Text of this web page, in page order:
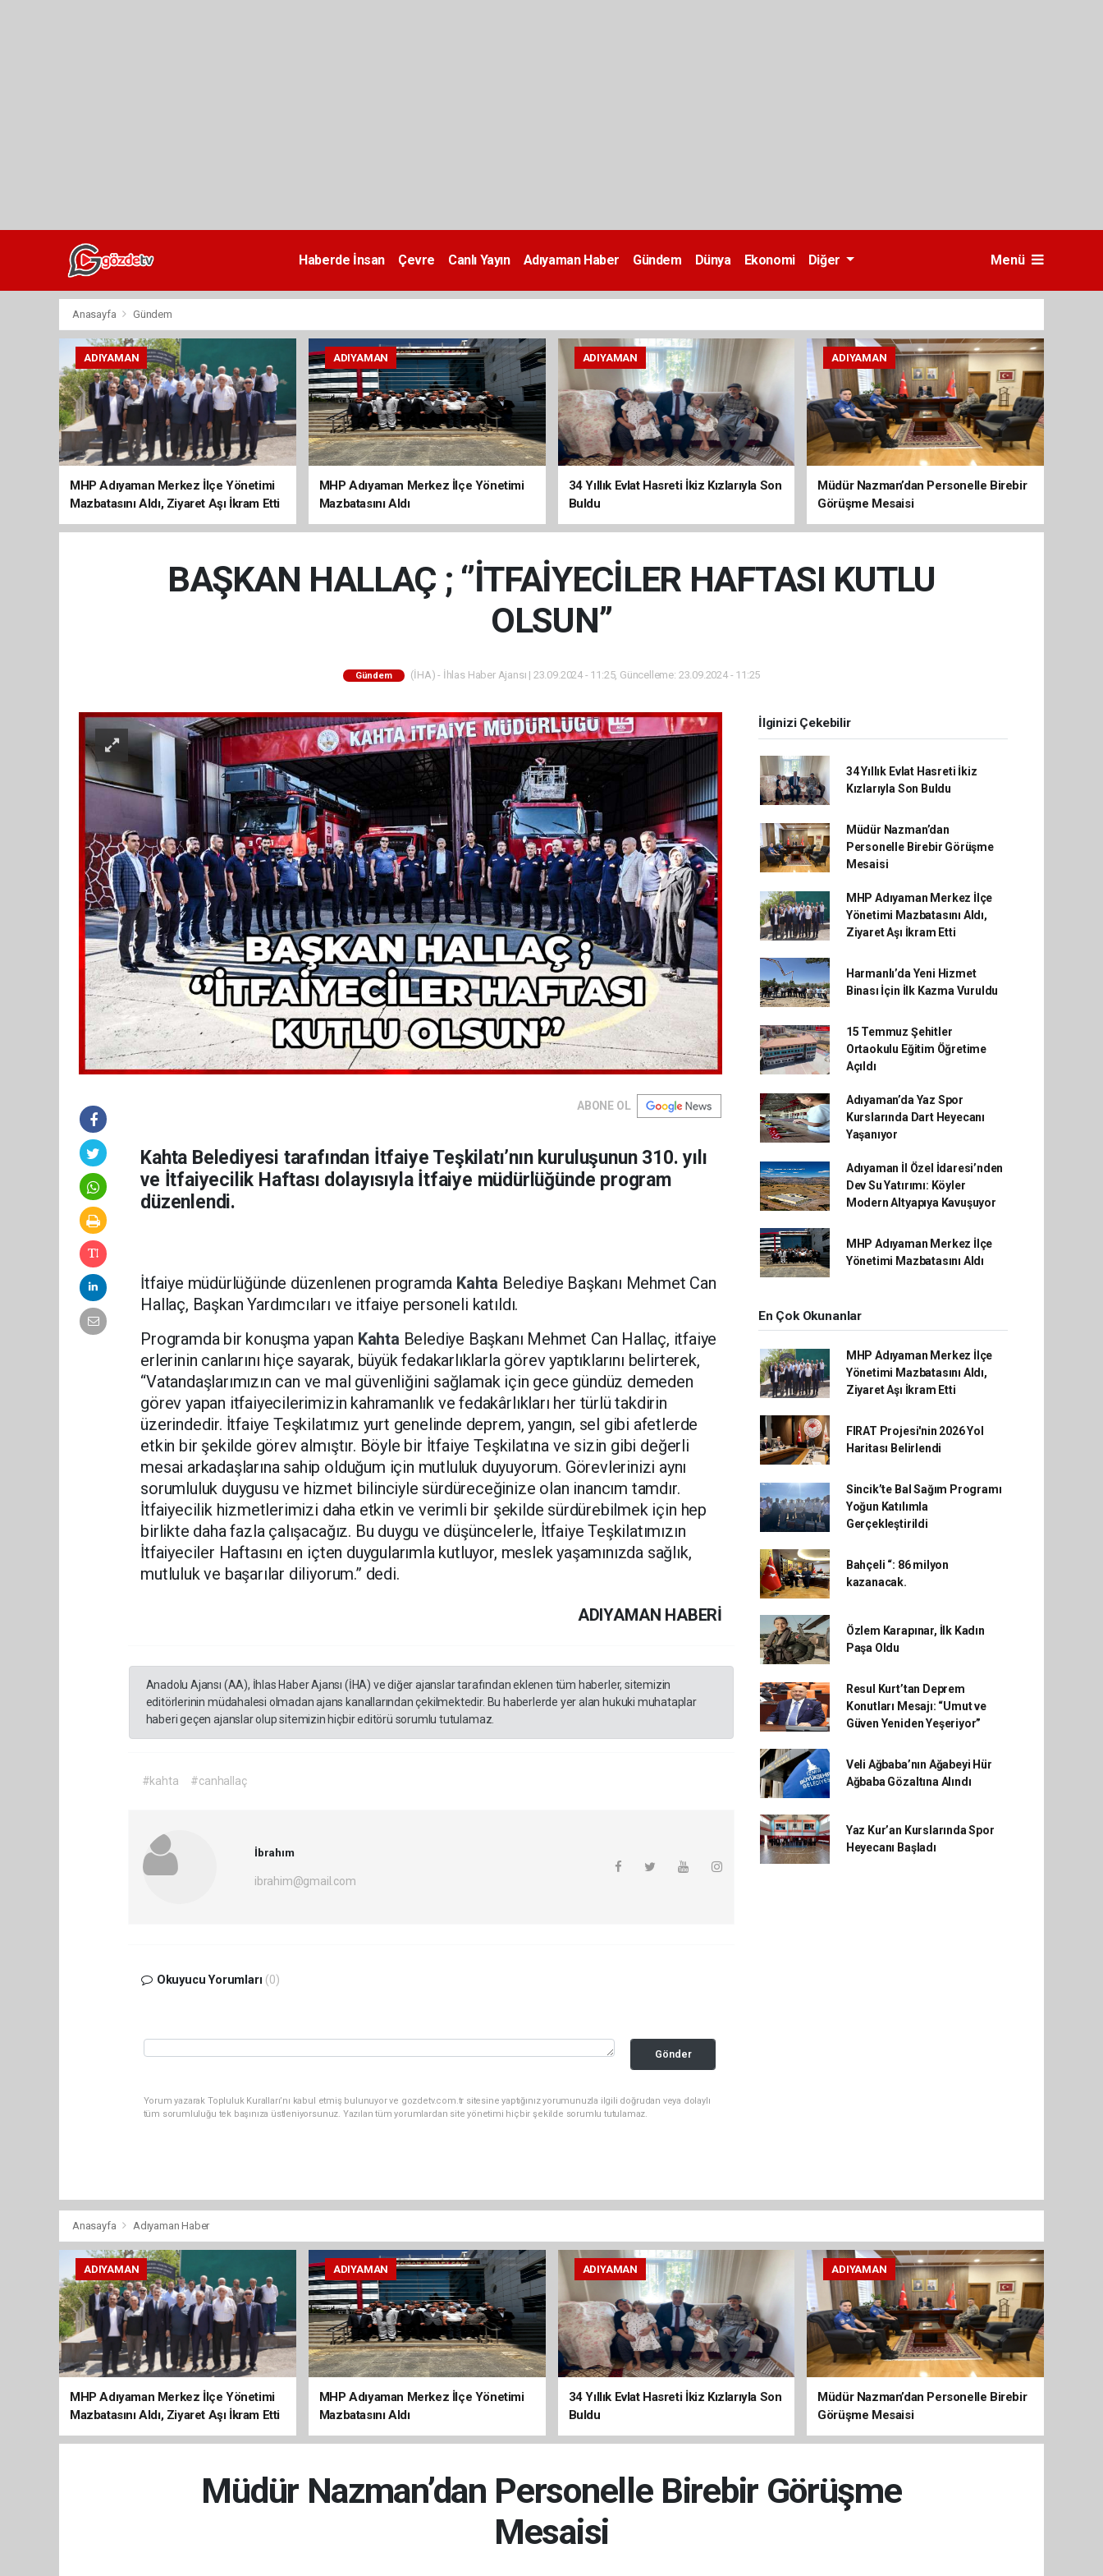
Haberde İnsan Çevre Canlı Yayın Adıyaman Haber Gündem Dünya Ekonomi Diğer Menü
Anasayfa Gündem
ADIYAMAN
MHP Adıyaman Merkez İlçe Yönetimi
Mazbatasını Aldı, Ziyaret Aşı İkram Etti
ADIYAMAN
MHP Adıyaman Merkez İlçe Yönetimi
Mazbatasını Aldı
ADIYAMAN
34 Yıllık Evlat Hasreti İkiz Kızlarıyla Son
Buldu
ADIYAMAN
Müdür Nazman’dan Personelle Birebir
Görüşme Mesaisi
BAŞKAN HALLAÇ ; ‘’İTFAİYECİLER HAFTASI KUTLU
OLSUN’’
Gündem (İHA) - İhlas Haber Ajansı | 23.09.2024 - 11:25, Güncelleme: 23.09.2024 - 11:25
ABONE OL
Kahta Belediyesi tarafından İtfaiye Teşkilatı’nın kuruluşunun 310. yılı
ve İtfaiyecilik Haftası dolayısıyla İtfaiye müdürlüğünde program
düzenlendi.
İtfaiye müdürlüğünde düzenlenen programda Kahta Belediye Başkanı Mehmet Can
Hallaç, Başkan Yardımcıları ve itfaiye personeli katıldı.
Programda bir konuşma yapan Kahta Belediye Başkanı Mehmet Can Hallaç, itfaiye
erlerinin canlarını hiçe sayarak, büyük fedakarlıklarla görev yaptıklarını belirterek,
“Vatandaşlarımızın can ve mal güvenliğini sağlamak için gece gündüz demeden
görev yapan itfaiyecilerimizin kahramanlık ve fedakârlıkları her türlü takdirin
üzerindedir. İtfaiye Teşkilatımız yurt genelinde deprem, yangın, sel gibi afetlerde
etkin bir şekilde görev almıştır. Böyle bir İtfaiye Teşkilatına ve sizin gibi değerli
mesai arkadaşlarına sahip olduğum için mutluluk duyuyorum. Görevlerinizi aynı
sorumluluk duygusu ve hizmet bilinciyle sürdüreceğinize olan inancım tamdır.
İtfaiyecilik hizmetlerimizi daha etkin ve verimli bir şekilde sürdürebilmek için hep
birlikte daha fazla çalışacağız. Bu duygu ve düşüncelerle, İtfaiye Teşkilatımızın
İtfaiyeciler Haftasını en içten duygularımla kutluyor, meslek yaşamınızda sağlık,
mutluluk ve başarılar diliyorum.” dedi.
ADIYAMAN HABERİ
Anadolu Ajansı (AA), İhlas Haber Ajansı (İHA) ve diğer ajanslar tarafından eklenen tüm haberler, sitemizin
editörlerinin müdahalesi olmadan ajans kanallarından çekilmektedir. Bu haberlerde yer alan hukuki muhataplar
haberi geçen ajanslar olup sitemizin hiçbir editörü sorumlu tutulamaz.
#kahta #canhallaç
İbrahım
ibrahim@gmail.com
Okuyucu Yorumları (0)
Gönder
Yorum yazarak Topluluk Kuralları’nı kabul etmiş bulunuyor ve gozdetv.com.tr sitesine yaptığınız yorumunuzla ilgili doğrudan veya dolaylı
tüm sorumluluğu tek başınıza üstleniyorsunuz. Yazılan tüm yorumlardan site yönetimi hiçbir şekilde sorumlu tutulamaz.
İlginizi Çekebilir
34 Yıllık Evlat Hasreti İkiz
Kızlarıyla Son Buldu
Müdür Nazman’dan
Personelle Birebir Görüşme
Mesaisi
MHP Adıyaman Merkez İlçe
Yönetimi Mazbatasını Aldı,
Ziyaret Aşı İkram Etti
Harmanlı’da Yeni Hizmet
Binası İçin İlk Kazma Vuruldu
15 Temmuz Şehitler
Ortaokulu Eğitim Öğretime
Açıldı
Adıyaman’da Yaz Spor
Kurslarında Dart Heyecanı
Yaşanıyor
Adıyaman İl Özel İdaresi’nden
Dev Su Yatırımı: Köyler
Modern Altyapıya Kavuşuyor
MHP Adıyaman Merkez İlçe
Yönetimi Mazbatasını Aldı
En Çok Okunanlar
MHP Adıyaman Merkez İlçe
Yönetimi Mazbatasını Aldı,
Ziyaret Aşı İkram Etti
FIRAT Projesi'nin 2026 Yol
Haritası Belirlendi
Sincik’te Bal Sağım Programı
Yoğun Katılımla
Gerçekleştirildi
Bahçeli “: 86 milyon
kazanacak.
Özlem Karapınar, İlk Kadın
Paşa Oldu
Resul Kurt’tan Deprem
Konutları Mesajı: “Umut ve
Güven Yeniden Yeşeriyor”
Veli Ağbaba’nın Ağabeyi Hür
Ağbaba Gözaltına Alındı
Yaz Kur’an Kurslarında Spor
Heyecanı Başladı
Anasayfa Adıyaman Haber
ADIYAMAN
MHP Adıyaman Merkez İlçe Yönetimi
Mazbatasını Aldı, Ziyaret Aşı İkram Etti
ADIYAMAN
MHP Adıyaman Merkez İlçe Yönetimi
Mazbatasını Aldı
ADIYAMAN
34 Yıllık Evlat Hasreti İkiz Kızlarıyla Son
Buldu
ADIYAMAN
Müdür Nazman’dan Personelle Birebir
Görüşme Mesaisi
Müdür Nazman’dan Personelle Birebir Görüşme
Mesaisi